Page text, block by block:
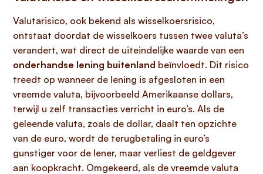
Valutarisico, ook bekend als wisselkoersrisico,
ontstaat doordat de wisselkoers tussen twee valuta’s
verandert, wat direct de uiteindelijke waarde van een
onderhandse lening buitenland beïnvloedt. Dit risico
treedt op wanneer de lening is afgesloten in een
vreemde valuta, bijvoorbeeld Amerikaanse dollars,
terwijl u zelf transacties verricht in euro’s. Als de
geleende valuta, zoals de dollar, daalt ten opzichte
van de euro, wordt de terugbetaling in euro’s
gunstiger voor de lener, maar verliest de geldgever
aan koopkracht. Omgekeerd, als de vreemde valuta